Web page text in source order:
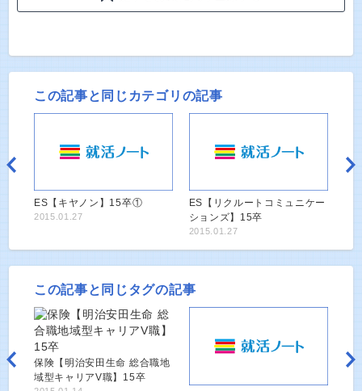
この記事と同じカテゴリの記事
ES【キヤノン】15卒①
2015.01.27
ES【リクルートコミュニケー
ションズ】15卒
2015.01.27
この記事と同じタグの記事
保険【明治安田生命 総合職地
域型キャリアV職】15卒